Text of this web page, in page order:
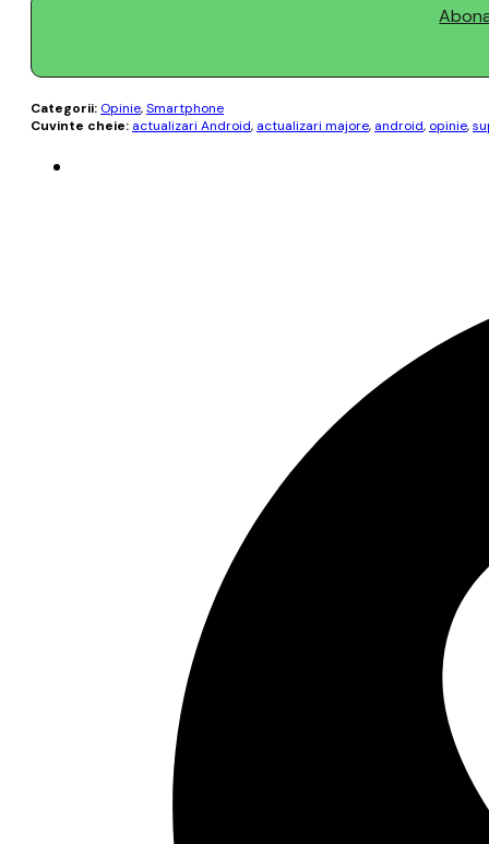
Categorii: Opinie,Smartphone
Cuvinte cheie: actualizari Android, actualizari majore, android, opinie,